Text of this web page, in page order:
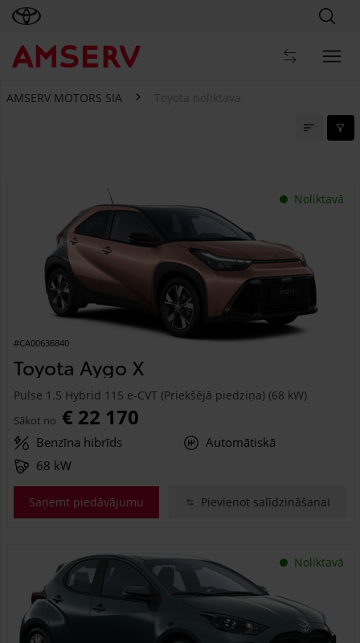
AMSERV MOTORS SIA Toyota noliktava
Noliktavā
#CA00636840
Toyota Aygo X
Pulse 1.5 Hybrid 115 e-CVT (Priekšējā piedziņa) (68 kW)
Sākot no € 22 170
Benzīna hibrīds
Automātiskā
68 kW
Saņemt piedāvājumu Pievienot salīdzināšanai
Noliktavā